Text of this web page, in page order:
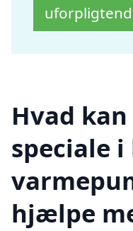
Hvad
speciale
hjælpe